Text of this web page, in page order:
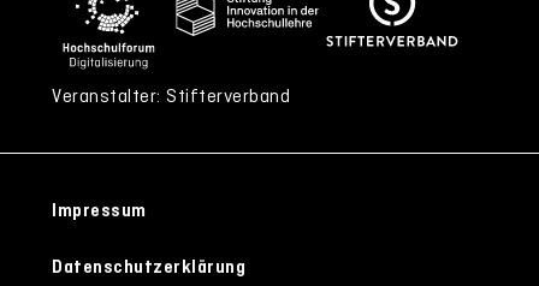
Veranstalter: Stifterverband
Impressum
Datenschutzerklärung